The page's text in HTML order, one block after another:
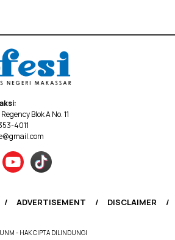
Blok A No. 11
4011
ADVERTISEMENT DISCLAIMER
- HAK CIPTA DILINDUNGI